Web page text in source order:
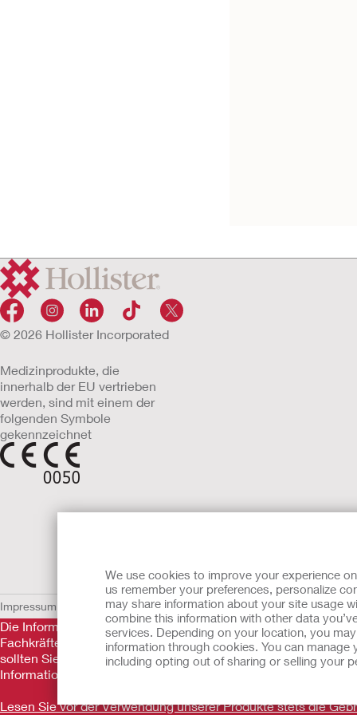
We use cookies to improve your experience
us remember your preferences, personalize
may share information about your site usage
combine this information with other data
services. Depending on your location, you
information through cookies. You can
including opting out of sharing or selling your
© 2026 Hollister Incorporated
Medizinprodukte, die
innerhalb der EU vertrieben
werden, sind mit einem der
folgenden Symbole
gekennzeichnet
Impressum NutzungsbedingungenDatenschutzerklärung
Die Informationen auf dieser Website sind nicht als
Fachkräfte nicht ersetzen. Diese Website sollte auch nicht
sollten Sie sich sofort persönlich in ärztliche Behandlung
Informationen.
Lesen Sie vor der Verwendung unserer Produkte stets die